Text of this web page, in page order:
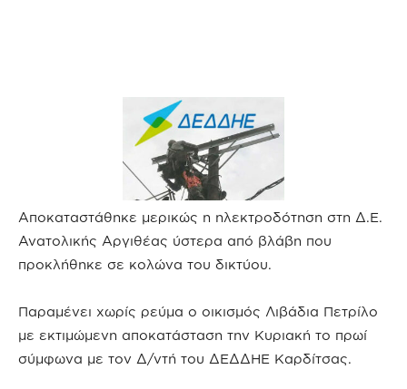
Αποκαταστάθηκε μερικώς η ηλεκτροδότηση στη Δ.Ε.
Ανατολικής Αργιθέας ύστερα από βλάβη που
προκλήθηκε σε κολώνα του δικτύου.
Παραμένει χωρίς ρεύμα ο οικισμός Λιβάδια Πετρίλο
με εκτιμώμενη αποκατάσταση την Κυριακή το πρωί
σύμφωνα με τον Δ/ντή του ΔΕΔΔΗΕ Καρδίτσας.